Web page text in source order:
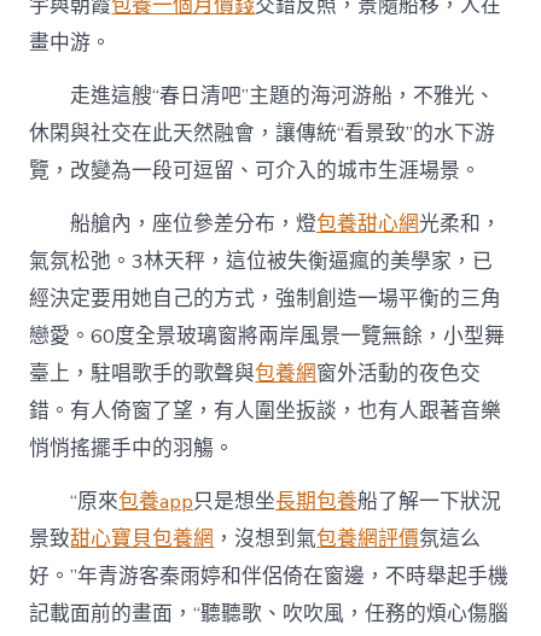
畫中游。
走進這艘“春日清吧”主題的海河游船，不雅光、
休閑與社交在此天然融會，讓傳統“看景致”的水下游
覽，改變為一段可逗留、可介入的城市生涯場景。
船艙內，座位參差分布，燈包養甜心網光柔和，
氣氛松弛。3林天秤，這位被失衡逼瘋的美學家，已
經決定要用她自己的方式，強制創造一場平衡的三角
戀愛。60度全景玻璃窗將兩岸風景一覽無餘，小型舞
臺上，駐唱歌手的歌聲與包養網窗外活動的夜色交
錯。有人倚窗了望，有人圍坐扳談，也有人跟著音樂
悄悄搖擺手中的羽觴。
“原來包養app只是想坐長期包養船了解一下狀況
景致甜心寶貝包養網 ，沒想到氣包養網評價氛這么
好。”年青游客秦雨婷和伴侶倚在窗邊，不時舉起手機
記載面前的畫面，“聽聽歌、吹吹風，任務的煩心傷腦